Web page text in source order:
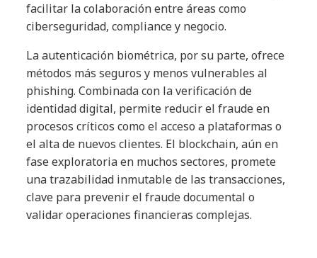
facilitar la colaboración entre áreas como
ciberseguridad, compliance y negocio.
La autenticación biométrica, por su parte, ofrece
métodos más seguros y menos vulnerables al
phishing. Combinada con la verificación de
identidad digital, permite reducir el fraude en
procesos críticos como el acceso a plataformas o
el alta de nuevos clientes. El blockchain, aún en
fase exploratoria en muchos sectores, promete
una trazabilidad inmutable de las transacciones,
clave para prevenir el fraude documental o
validar operaciones financieras complejas.